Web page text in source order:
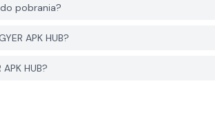
pobrania?
APK HUB?
HUB?